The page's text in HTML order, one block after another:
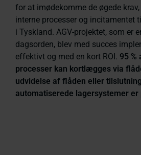
for at imødekomme de øgede
interne processer og incitamentet
i Tyskland. AGV-projektet, som er
dagsorden, blev med succes
effektivt og med en kort ROI. 95 %
processer kan kortlægges via
udvidelse af flåden eller
automatiserede lagersystemer er